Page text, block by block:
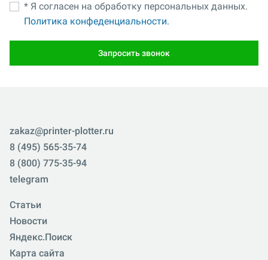
* Я согласен на обработку персональных данных.
Политика конфеденциальности.
Запросить звонок
zakaz@printer-plotter.ru
8 (495) 565-35-74
8 (800) 775-35-94
telegram
Статьи
Новости
Яндекс.Поиск
Карта сайта